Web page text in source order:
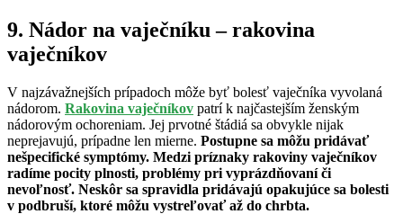
9. Nádor na vaječníku – rakovina
vaječníkov
V najzávažnejších prípadoch môže byť bolesť vaječníka vyvolaná
nádorom. Rakovina vaječníkov patrí k najčastejším ženským
nádorovým ochoreniam. Jej prvotné štádiá sa obvykle nijak
neprejavujú, prípadne len mierne. Postupne sa môžu pridávať
nešpecifické symptómy. Medzi príznaky rakoviny vaječníkov
radíme pocity plnosti, problémy pri vyprázdňovaní či
nevoľnosť. Neskôr sa spravidla pridávajú opakujúce sa bolesti
v podbruší, ktoré môžu vystreľovať až do chrbta.